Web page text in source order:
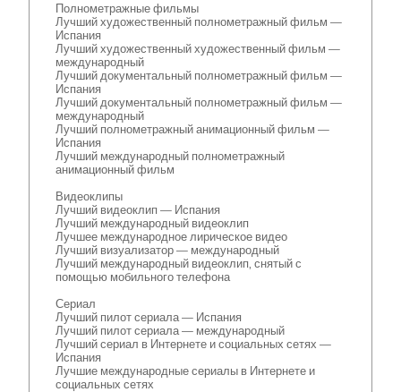
Полнометражные фильмы
Лучший художественный полнометражный фильм —
Испания
Лучший художественный художественный фильм —
международный
Лучший документальный полнометражный фильм —
Испания
Лучший документальный полнометражный фильм —
международный
Лучший полнометражный анимационный фильм —
Испания
Лучший международный полнометражный
анимационный фильм
Видеоклипы
Лучший видеоклип — Испания
Лучший международный видеоклип
Лучшее международное лирическое видео
Лучший визуализатор — международный
Лучший международный видеоклип, снятый с
помощью мобильного телефона
Сериал
Лучший пилот сериала — Испания
Лучший пилот сериала — международный
Лучший сериал в Интернете и социальных сетях —
Испания
Лучшие международные сериалы в Интернете и
социальных сетях